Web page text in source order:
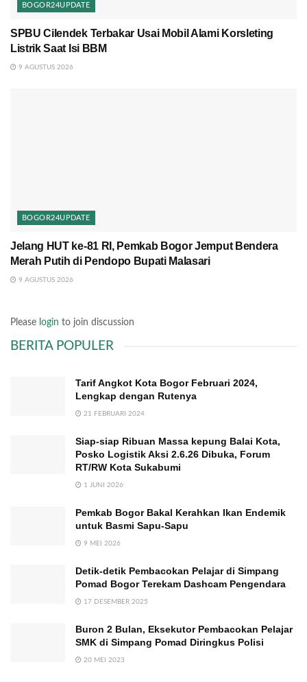
BOGOR24UPDATE
SPBU Cilendek Terbakar Usai Mobil Alami Korsleting
Listrik Saat Isi BBM
9 AGUSTUS 2026
BOGOR24UPDATE
Jelang HUT ke-81 RI, Pemkab Bogor Jemput Bendera
Merah Putih di Pendopo Bupati Malasari
9 AGUSTUS 2026
Please login to join discussion
BERITA POPULER
Tarif Angkot Kota Bogor Februari 2024,
Lengkap dengan Rutenya
21 FEBRUARI 2024
Siap-siap Ribuan Massa kepung Balai Kota,
Posko Logistik Aksi 2.6.26 Dibuka, Forum
RT/RW Kota Sukabumi
1 JUNI 2026
Pemkab Bogor Bakal Kerahkan Ikan Endemik
untuk Basmi Sapu-Sapu
9 MEI 2026
Detik-detik Pembacokan Pelajar di Simpang
Pomad Bogor Terekam Dashcam Pengendara
17 DESEMBER 2025
Buron 2 Bulan, Eksekutor Pembacokan Pelajar
SMK di Simpang Pomad Diringkus Polisi
20 MEI 2023